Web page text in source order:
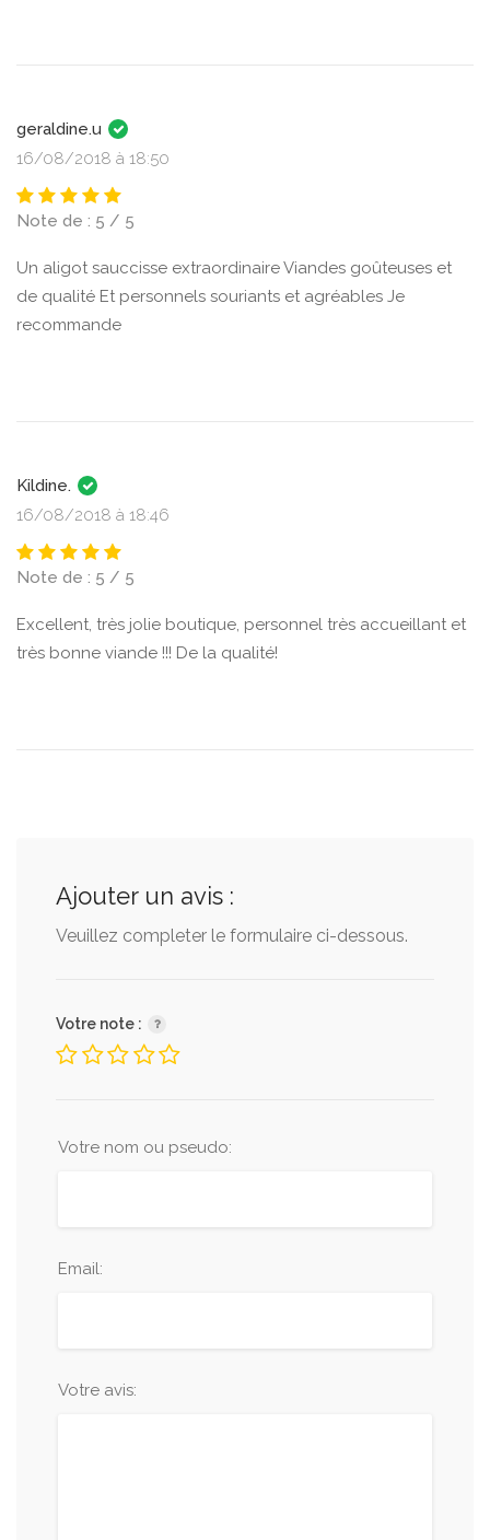
geraldine.u
16/08/2018 à 18:50
Note de : 5 / 5
Un aligot sauccisse extraordinaire Viandes goûteuses et
de qualité Et personnels souriants et agréables Je
recommande
Kildine.
16/08/2018 à 18:46
Note de : 5 / 5
Excellent, très jolie boutique, personnel très accueillant et
très bonne viande !!! De la qualité!
Ajouter un avis :
Veuillez completer le formulaire ci-dessous.
Votre note :
Votre nom ou pseudo:
Email:
Votre avis: